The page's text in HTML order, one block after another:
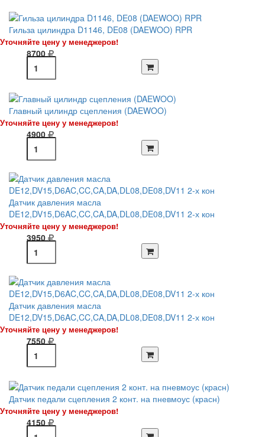
Гильза цилиндра D1146, DE08 (DAEWOO) RPR
Уточняйте цену у менеджеров!
8700
Главный цилиндр сцепления (DAEWOO)
Уточняйте цену у менеджеров!
4900
Датчик давления масла
DE12,DV15,D6AC,CC,CA,DA,DL08,DE08,DV11 2-х кон
Уточняйте цену у менеджеров!
3950
Датчик давления масла
DE12,DV15,D6AC,CC,CA,DA,DL08,DE08,DV11 2-х кон
Уточняйте цену у менеджеров!
7550
Датчик педали сцепления 2 конт. на пневмоус (красн)
Уточняйте цену у менеджеров!
4150